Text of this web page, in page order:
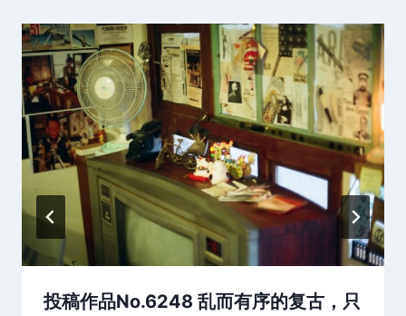
投稿作品No.6248 乱而有序的复古，只